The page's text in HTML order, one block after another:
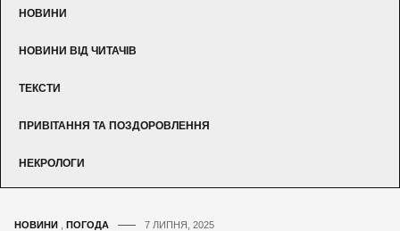
НОВИНИ
НОВИНИ ВІД ЧИТАЧІВ
ТЕКСТИ
ПРИВІТАННЯ ТА ПОЗДОРОВЛЕННЯ
НЕКРОЛОГИ
НОВИНИ ПОГОДА 7 ЛИПНЯ, 2025